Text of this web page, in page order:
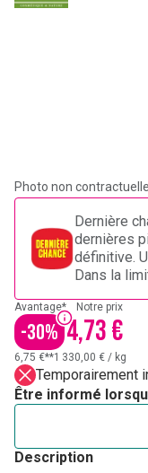
Photo non contractuelle
Dernière
dernières
définitive.
Dans la
Avantage*
-30%
Notre prix
4,73 €
6,75 €**1 330,00 € / kg
Temporairement
Être informé
Description